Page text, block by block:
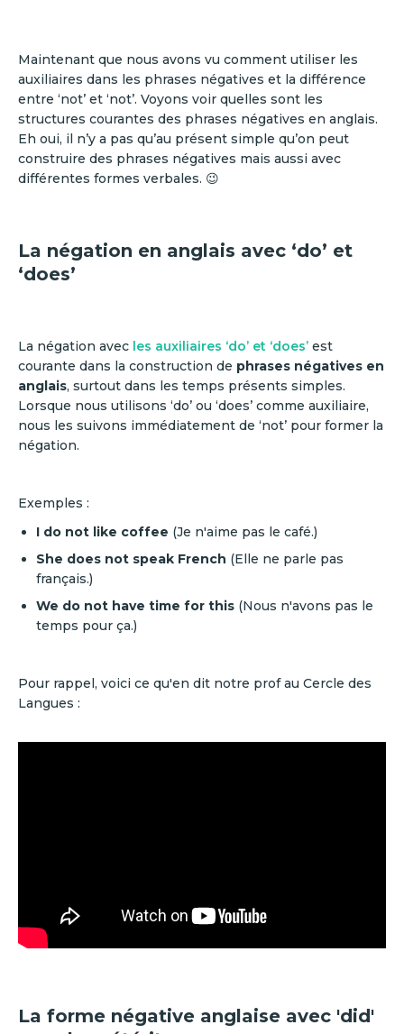
Maintenant que nous avons vu comment utiliser les
auxiliaires dans les phrases négatives et la différence
entre ‘not’ et ‘not’. Voyons voir quelles sont les
structures courantes des phrases négatives en anglais.
Eh oui, il n’y a pas qu’au présent simple qu’on peut
construire des phrases négatives mais aussi avec
différentes formes verbales. 😉
La négation en anglais avec ‘do’ et
‘does’
La négation avec les auxiliaires ‘do’ et ‘does’ est
courante dans la construction de phrases négatives en
anglais, surtout dans les temps présents simples.
Lorsque nous utilisons ‘do’ ou ‘does’ comme auxiliaire,
nous les suivons immédiatement de ‘not’ pour former la
négation.
Exemples :
I do not like coffee (Je n'aime pas le café.)
She does not speak French (Elle ne parle pas
français.)
We do not have time for this (Nous n'avons pas le
temps pour ça.)
Pour rappel, voici ce qu'en dit notre prof au Cercle des
Langues :
La forme négative anglaise avec 'did'